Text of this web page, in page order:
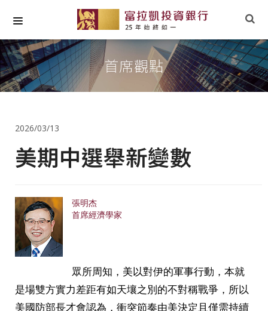
關於我們
最新專欄
社會責任
首席觀點
2026/03/13
美期中選舉新變數
張明杰
首席經濟學家
眾所周知，美以對伊的軍事行動，本就
是場雙方實力差距有如天壤之別的不對稱戰爭，所以
美國防部長才會認為，衝突節奏由美決定且僅需持續